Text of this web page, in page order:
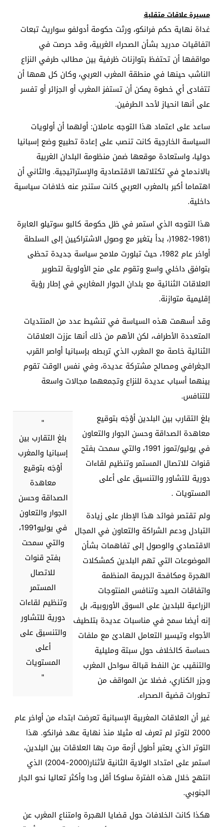
مسيرة علاقات متقلبة
غداة نهاية حكم فرانكو، ورثت حكومة أدولفو سواريث تبعات
اتفاقيات مدريد بشأن الصحراء الغربية، وقد حرصت في
مواقفها أن تحتفظ بتوازنات ظرفية بين مطالب طرفي النزاع
الناشب حينها في منطقة المغرب العربي، وكان كل همها أن
تتفادى أي خطوة يمكن أن تستفز المغرب أو الجزائر أو تفسر
على أنها انحياز لأحد الطرفين.
ساعد على اعتماد هذا التوجه عاملان: أولهما أن أولويات
السياسة الخارجية كانت تنصب على إعادة تطبيع وضع إسبانيا
دوليا، واستعادة موقعها ضمن منظومة البلدان الغربية
بالاندماج في تكتلاتها الاقتصادية والإستراتيجية. والثاني أن
اهتماما أكبر بالمغرب العربي كانت ستنجر عنه خلافات سياسية
داخلية.
هذا التوجه الذي استمر في ظل حكومة كالبو سوتيلو العابرة
(1981-1982
)، بدأ يتغير مع وصول الاشتراكيين إلى السلطة
أواخر عام 1982، حيث تبلورت ملامح سياسة جديدة تحظى
بتوافق داخلي واسع وتقوم على منح الأولوية لتطوير
العلاقات الثنائية مع بلدان الجوار المغاربي في إطار رؤية
إقليمية متوازنة.
وقد أسهمت هذه السياسة في تنشيط عدد من المنتديات
المتعددة الأطراف، لكن الأهم من ذلك أنها عززت العلاقات
الثنائية خاصة مع المغرب الذي تربطه بإسبانيا أواصر القرب
الجغرافي ومصالح مشتركة عديدة، وفي نفس الوقت تقوم
بينهما أسباب عديدة للنزاع وتجمعهما مجالات واسعة
للتنافس.
"
بلغ التقارب بين
إسبانيا والمغرب
أوْجَه بتوقيع
معاهدة
الصداقة وحسن
الجوار والتعاون
في يوليو1991،
والتي سمحت
بفتح قنوات
للاتصال
المستمر
وتنظيم لقاءات
دورية للتشاور
والتنسيق على
أعلى
المستويات
"
بلغ التقارب بين البلدين أوْجَه بتوقيع
معاهدة الصداقة وحسن الجوار والتعاون
في يوليو/تموز 1991، والتي سمحت بفتح
قنوات للاتصال المستمر وتنظيم لقاءات
دورية للتشاور والتنسيق على أعلى
المستويات .
ولم تقتصر فوائد هذا الإطار على زيادة
التبادل ودعم الشراكة والتعاون في المجال
الاقتصادي والوصول إلى تفاهمات بشأن
الموضوعات التي تهم البلدين كمشكلات
الهجرة ومكافحة الجريمة المنظمة
واتفاقات الصيد وتنافس المنتوجات
الزراعية للبلدين على السوق الأوروبية، بل
إنه أيضا سمح في مناسبات عديدة بتلطيف
الأجواء وتيسير التعامل الهادئ مع ملفات
حساسة كالخلاف حول سبتة ومليلية
والتنقيب عن النفط قبالة سواحل المغرب
وجزر الكناري، فضلا عن المواقف من
تطورات قضية الصحراء.
غير أن العلاقات المغربية الإسبانية تعرضت ابتداء من أواخر عام
2000 لتوتر لم تعرف له مثيلا منذ نهاية عهد فرانكو. هذا
التوتر الذي يعتبر أطول أزمة مرت بها العلاقات بين البلدين،
استمر على امتداد الولاية الثانية لأثنار(2000-2004) الذي
انتهج خلال هذه الفترة سلوكا أقل ودا وأكثر تعاليا نحو الجار
الجنوبي.
هكذا كانت الخلافات حول قضايا الهجرة وامتناع المغرب عن